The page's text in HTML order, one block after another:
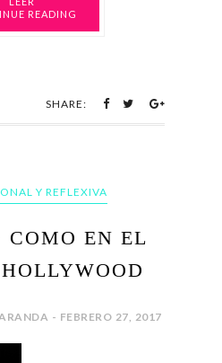
READING
SHARE:
Y REFLEXIVA
COMO EN EL
- FEBRERO 27, 2017